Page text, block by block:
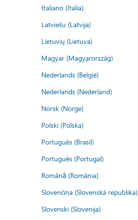
Italiano (Italia)
Latviešu (Latvija)
Lietuvių (Lietuva)
Magyar (Magyarország)
Nederlands (België)
Nederlands (Nederland)
Norsk (Norge)
Polski (Polska)
Português (Brasil)
Português (Portugal)
Română (România)
Slovenčina (Slovenská republika)
Slovenski (Slovenija)